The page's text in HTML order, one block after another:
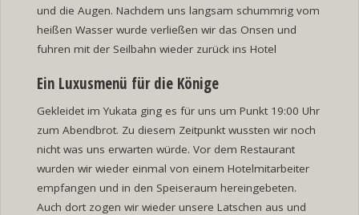
und die Augen. Nachdem uns langsam schummrig vom
heißen Wasser wurde verließen wir das Onsen und
fuhren mit der Seilbahn wieder zurück ins Hotel
Ein Luxusmenü für die Könige
Gekleidet im Yukata ging es für uns um Punkt 19:00 Uhr
zum Abendbrot. Zu diesem Zeitpunkt wussten wir noch
nicht was uns erwarten würde. Vor dem Restaurant
wurden wir wieder einmal von einem Hotelmitarbeiter
empfangen und in den Speiseraum hereingebeten.
Auch dort zogen wir wieder unsere Latschen aus und